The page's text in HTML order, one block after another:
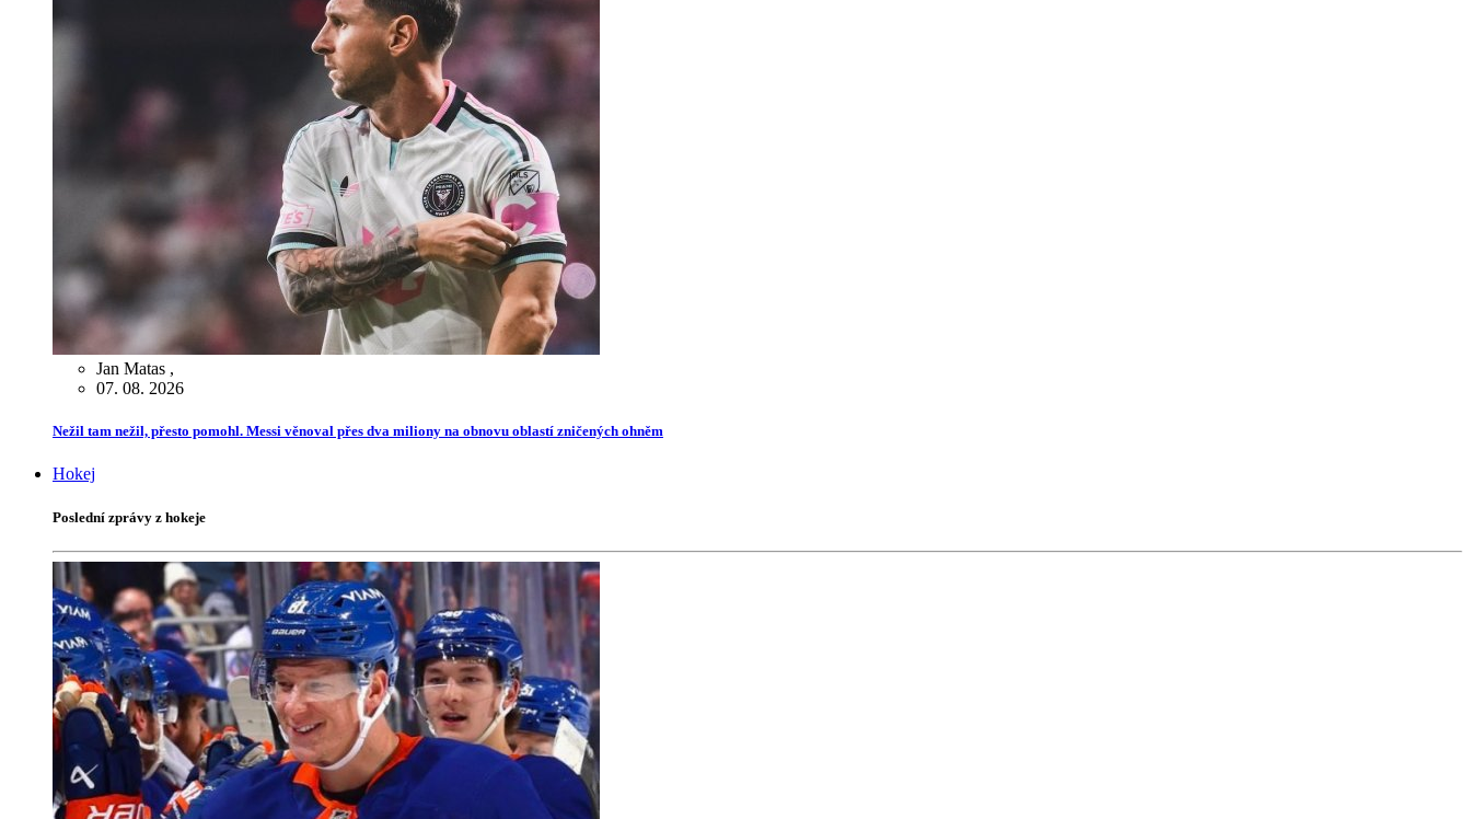
Jan Matas ,
07. 08. 2026
Nežil tam nežil, přesto pomohl. Messi věnoval přes dva miliony na obnovu oblastí zničených ohněm
Hokej
Poslední zprávy z hokeje